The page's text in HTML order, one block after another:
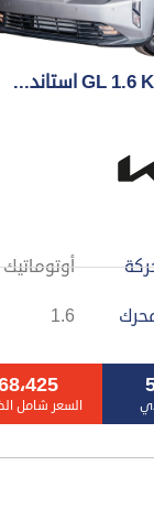
أوتوماتيك
1.6
السعر شامل